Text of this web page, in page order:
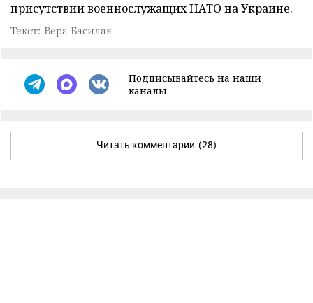
присутствии военнослужащих НАТО на Украине.
Текст: Вера Басилая
Подписывайтесь на наши
каналы
Читать комментарии (28)